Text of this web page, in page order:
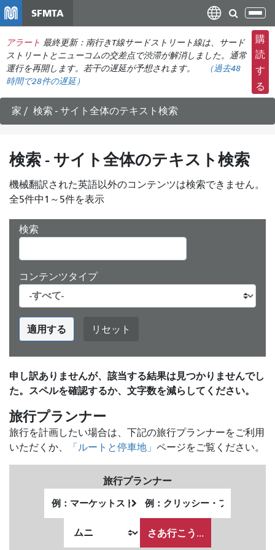
ン
コ
ン
ン
ツ
に
動
SFMTA
ナ
ビ
ゲ
ー
シ
ョ
の
り
替
え
アラート 最終更新：南行きT線サードストリート線は、サード
ストリートとニューコムの交差点で渋滞が解消しました。通常
運行を再開します。若干の遅延が予想されます。
（過去48
時間で28件の遅延）
購
読
す
る
家 検索 - サイト全体のテキスト検索
検索 - サイト全体のテキスト検索
機械翻訳された英語以外のコンテンツは検索できません。
全5件中1～5件を表示
検索
コンテンツタイプ
適用する リセット
申し訳ありませんが、該当する結果は見つかりませんでし
た。スペルを確認するか、文字数を減らしてください。
旅行プランナー
旅行を計画したい場合は、下記の旅行プランナーをご利用
いただくか、
「ルートと停車地」 ページをご覧ください。
旅行プランナー
出
発
終
了
さあ行こう...